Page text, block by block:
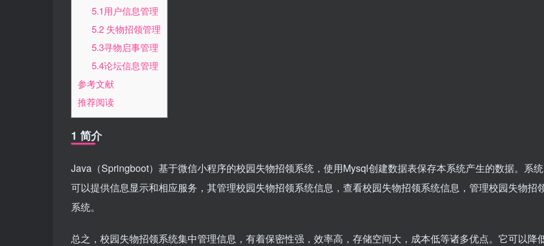
5.1用户信息管理
5.2 失物招领管理
5.3寻物启事管理
5.4论坛信息管理
参考文献
推荐阅读
1 简介
Java（Springboot）基于微信小程序的校园失物招领系统，使用Mysql创建数据表保存本系统产生的数据。系统
可以提供信息显示和相应服务，其管理校园失物招领系统信息，查看校园失物招领系统信息，管理校园失物招
系统。
总之，校园失物招领系统集中管理信息，有着保密性强，效率高，存储空间大，成本低等诸多优点。它可以降